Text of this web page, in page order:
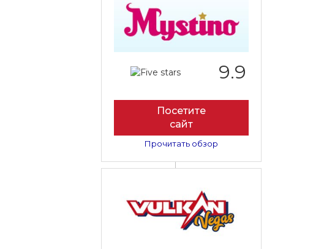
9.9
Посетите
сайт
Прочитать обзор